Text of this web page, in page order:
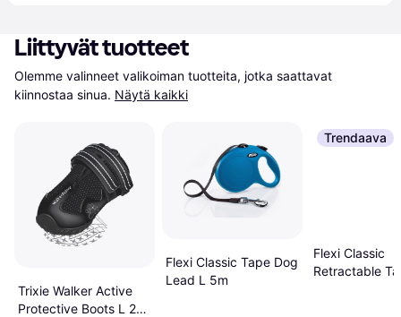
Liittyvät tuotteet
Olemme valinneet valikoiman tuotteita, jotka saattavat
kiinnostaa sinua. Näytä kaikki
Trixie Walker Active
Protective Boots L 2-
Flexi Classic Tape Dog
Lead L 5m
Trendaava
Flexi Classic
Retractable